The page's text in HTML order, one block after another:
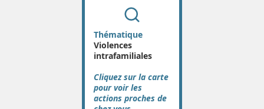
Thématique
Violences
intrafamiliales
Cliquez sur la carte
pour voir les
actions proches de